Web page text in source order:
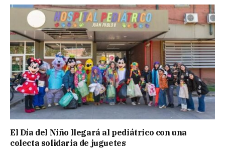
El Día del Niño llegará al pediátrico con una
colecta solidaria de juguetes